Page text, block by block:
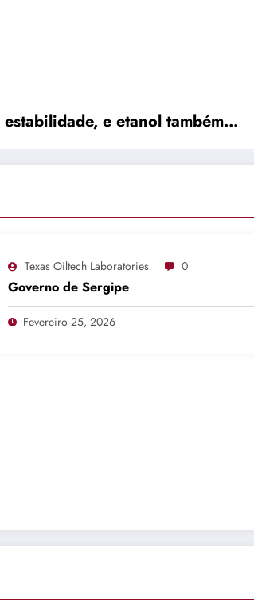
e etanol também…
Texas Oiltech Laboratories 0
Governo de Sergipe
Fevereiro 25, 2026